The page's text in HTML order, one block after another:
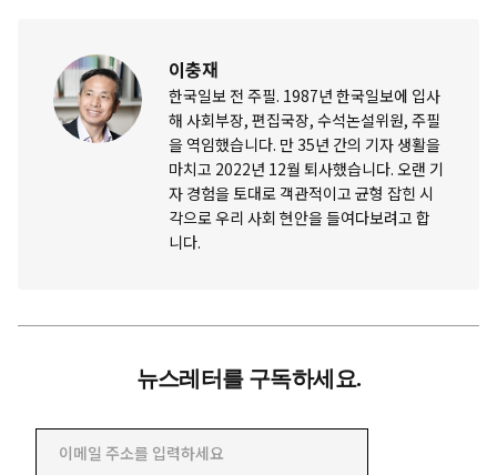
이충재
한국일보 전 주필. 1987년 한국일보에 입사
해 사회부장, 편집국장, 수석논설위원, 주필
을 역임했습니다. 만 35년 간의 기자 생활을
마치고 2022년 12월 퇴사했습니다. 오랜 기
자 경험을 토대로 객관적이고 균형 잡힌 시
각으로 우리 사회 현안을 들여다보려고 합
니다.
뉴스레터를 구독하세요.